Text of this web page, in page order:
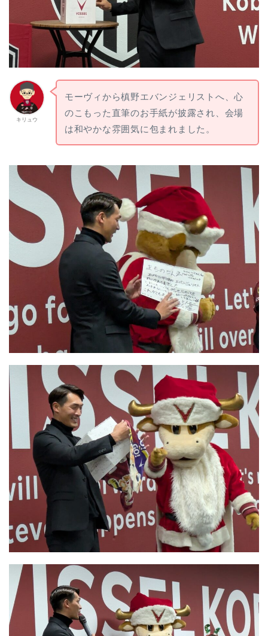
キリュウ
モーヴィから槙野エバンジェリストへ、心
のこもった直筆のお手紙が披露され、会場
は和やかな雰囲気に包まれました。